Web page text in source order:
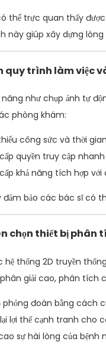
thể trực quan thấy
này giúp xây dựng
quy trình làm việc
như chụp ảnh tự
phòng khám:
công sức và thời
quyền truy cập
khả năng tích hợp với
đảm bảo các bác sĩ có
chọn thiết bị phân
hệ thống 2D truyền
giải cao, phân tích
phỏng đoán bằng cách
lợi thế cạnh tranh cho
sự hài lòng của